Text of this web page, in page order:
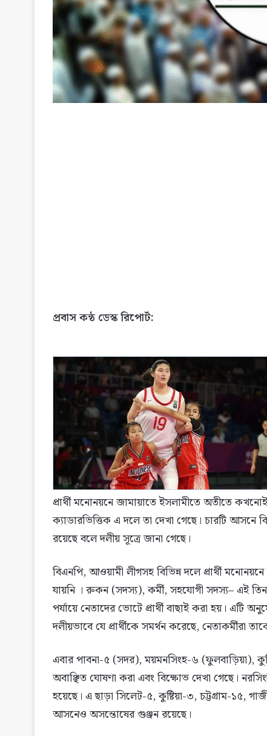
প্রবাস কন্ঠ ডেস্ক রিপোর্ট:
প্রার্থী মনোনয়নে জামায়াতে ইসলামীতে অতীতে
ক্যাডারভিত্তিক এ দলে তা দেখা গেছে। চারটি
রয়েছে বলে দলীয় সূত্রে জানা গেছে।
বিএনপি, আওয়ামী লীগসহ বিভিন্ন দলে প্রার্থী
যায়নি । রুকন (সদস্য), কর্মী, সহযোগী সদস্য– এই
পর্যায়ে নেতাদের ভোটে প্রার্থী বাছাই করা হয়। এটি
দলীয়ভাবে যে প্রার্থীকে সমর্থন করেছে, নেতাকর্মীরা
এবার পাবনা-৫ (সদর), ময়মনসিংহ-৬ (ফুলবাড়িয়া),
অবাঞ্ছিত ঘোষণা করা এবং বিক্ষোভ দেখা গেছে।
হয়েছে। এ ছাড়া সিলেট-৫, কুষ্টিয়া-৩, চট্টগ্রাম-১৫,
আসনেও অসন্তোষের গুঞ্জন রয়েছে।